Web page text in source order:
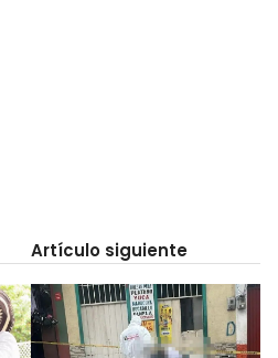
Artículo siguiente